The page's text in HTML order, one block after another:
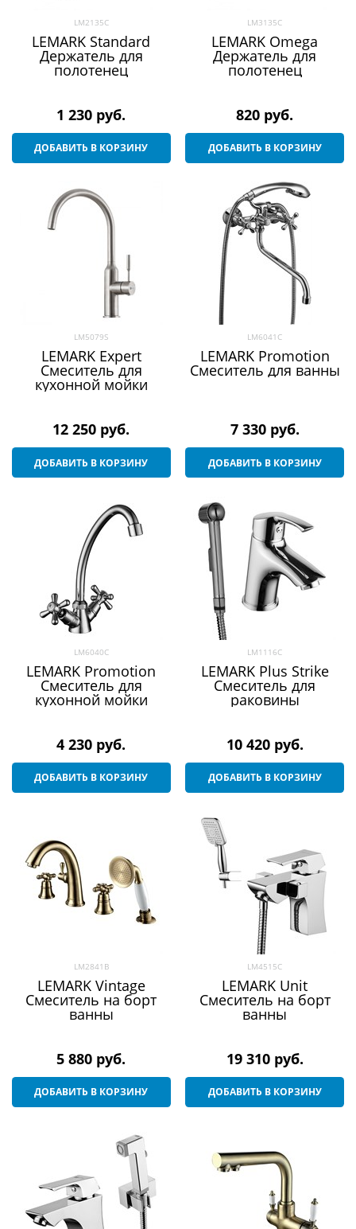
LM2135C
LEMARK Standard
Держатель для
полотенец
1 230 руб.
ДОБАВИТЬ В КОРЗИНУ
LM3135C
LEMARK Omega
Держатель для
полотенец
820 руб.
ДОБАВИТЬ В КОРЗИНУ
LM5079S
LEMARK Expert
Смеситель для
кухонной мойки
12 250 руб.
ДОБАВИТЬ В КОРЗИНУ
LM6041C
LEMARK Promotion
Смеситель для ванны
7 330 руб.
ДОБАВИТЬ В КОРЗИНУ
LM6040C
LEMARK Promotion
Смеситель для
кухонной мойки
4 230 руб.
ДОБАВИТЬ В КОРЗИНУ
LM1116C
LEMARK Plus Strike
Смеситель для
раковины
10 420 руб.
ДОБАВИТЬ В КОРЗИНУ
LM2841B
LEMARK Vintage
Смеситель на борт
ванны
5 880 руб.
ДОБАВИТЬ В КОРЗИНУ
LM4515C
LEMARK Unit
Смеситель на борт
ванны
19 310 руб.
ДОБАВИТЬ В КОРЗИНУ